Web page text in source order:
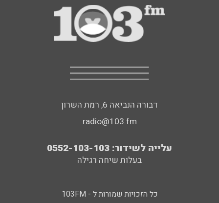
דבורה הנביאה 6, רמת השרון
radio@103.fm
עלייה לשידור: 0552-103-103
בעלות שיחה רגילה
כל הזכויות שמורות ל - 103FM